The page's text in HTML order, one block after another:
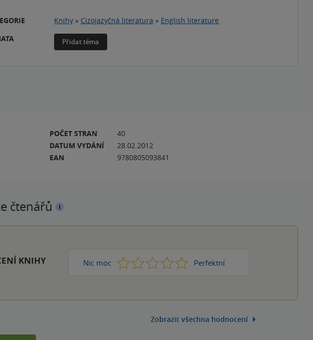
Knihy » Cizojazyčná literatura » English literature
Přidat téma
POČET STRAN
40
DATUM VYDÁNÍ
28.02.2012
EAN
9780805093841
čtenářů
KNIHY Nic moc 1 2 3 4 Perfektní
5
Zobrazit všechna hodnocení